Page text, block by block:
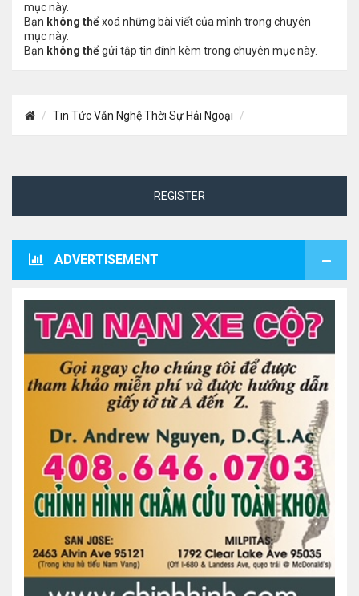
mục này.
Bạn không thểxoá những bài viết của mình trong chuyên
mục này.
Bạn không thểgửi tập tin đính kèm trong chuyên mục này.
Tin Tức Văn Nghệ Thời Sự Hải Ngoại
REGISTER
ADVERTISEMENT